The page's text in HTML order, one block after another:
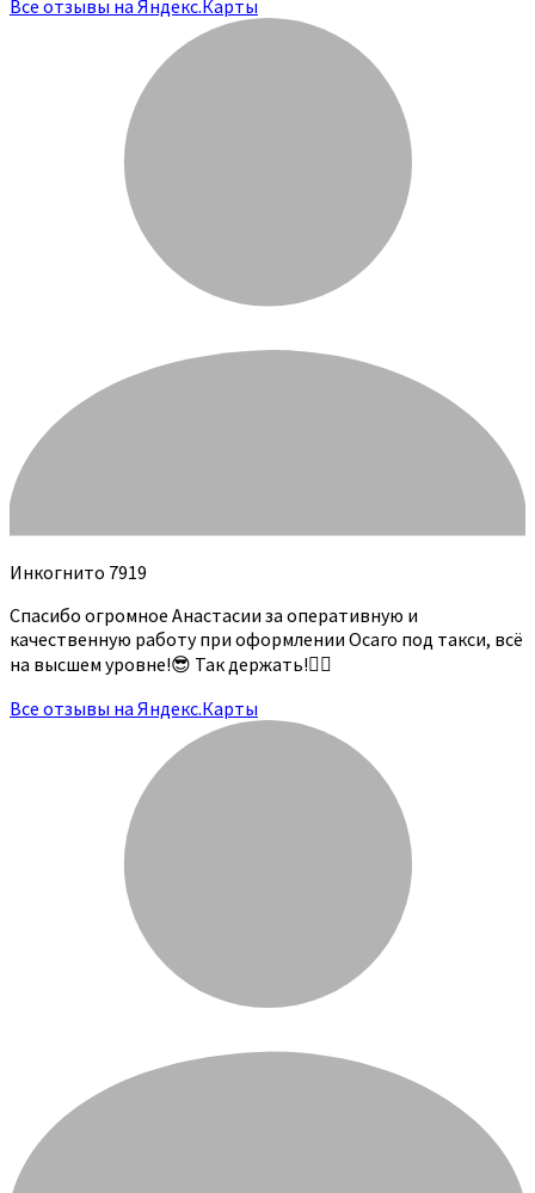
Все отзывы на Яндекс.Карты
Инкогнито 7919
Спасибо огромное Анастасии за оперативную и
качественную работу при оформлении Осаго под такси, всё
на высшем уровне!😎 Так держать!👍🏻
Все отзывы на Яндекс.Карты